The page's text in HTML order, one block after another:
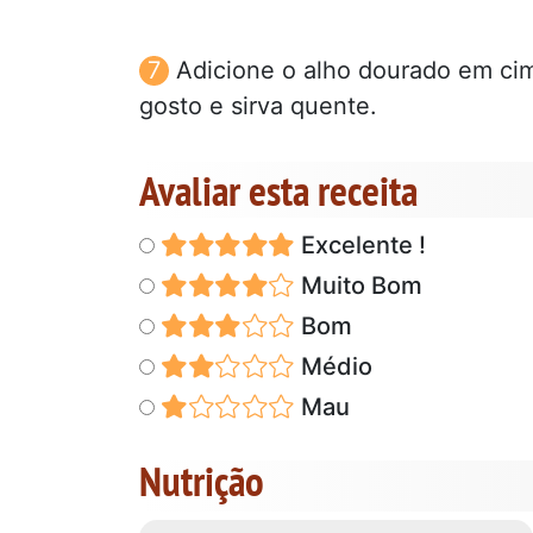
Adicione o alho dourado em
gosto e sirva quente.
Avaliar esta receita
Excelente !
Muito Bom
Bom
Médio
Mau
Nutrição